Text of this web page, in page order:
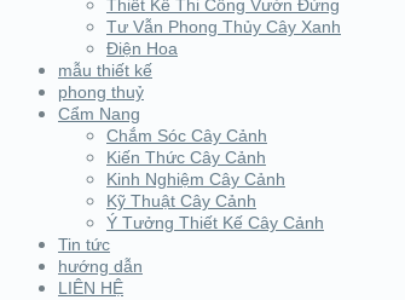
Thiết Kế Thi Công Vườn Đứng
Tư Vẫn Phong Thủy Cây Xanh
Điện Hoa
mẫu thiết kế
phong thuỷ
Cẩm Nang
Chắm Sóc Cây Cảnh
Kiến Thức Cây Cảnh
Kinh Nghiệm Cây Cảnh
Kỹ Thuật Cây Cảnh
Ý Tưởng Thiết Kế Cây Cảnh
Tin tức
hướng dẫn
LIÊN HỆ